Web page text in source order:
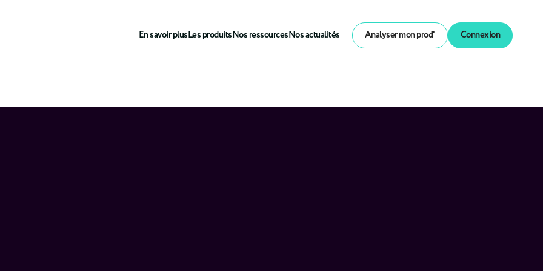
En savoir plusLes produitsNos ressourcesNos actualités Analyser mon prod' Connexion